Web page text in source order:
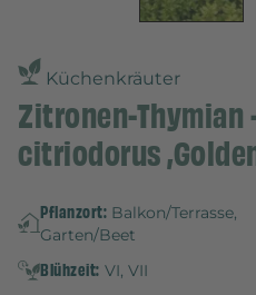
Küchenkräuter
Zitronen-Thymian
citriodorus
Pflanzort: Balkon/Terrasse,
Garten/Beet
Blühzeit: VI, VII